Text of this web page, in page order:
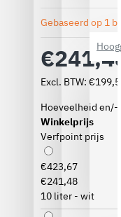
Gebaseerd op 1
Excl. BTW:
Hoeveelheid en/-
Winkelprijs
Verfpoint prijs
€423,67
€241,48
10 liter - wit